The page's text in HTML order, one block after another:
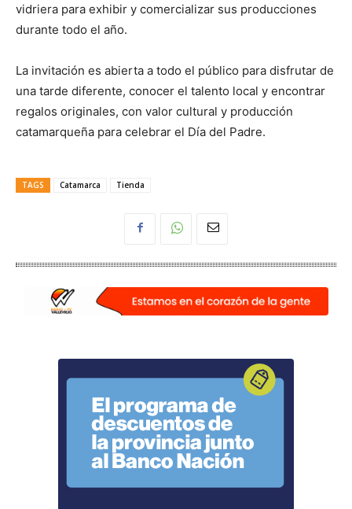
vidriera para exhibir y comercializar sus producciones
durante todo el año.
La invitación es abierta a todo el público para disfrutar de
una tarde diferente, conocer el talento local y encontrar
regalos originales, con valor cultural y producción
catamarqueña para celebrar el Día del Padre.
TAGS Catamarca Tienda